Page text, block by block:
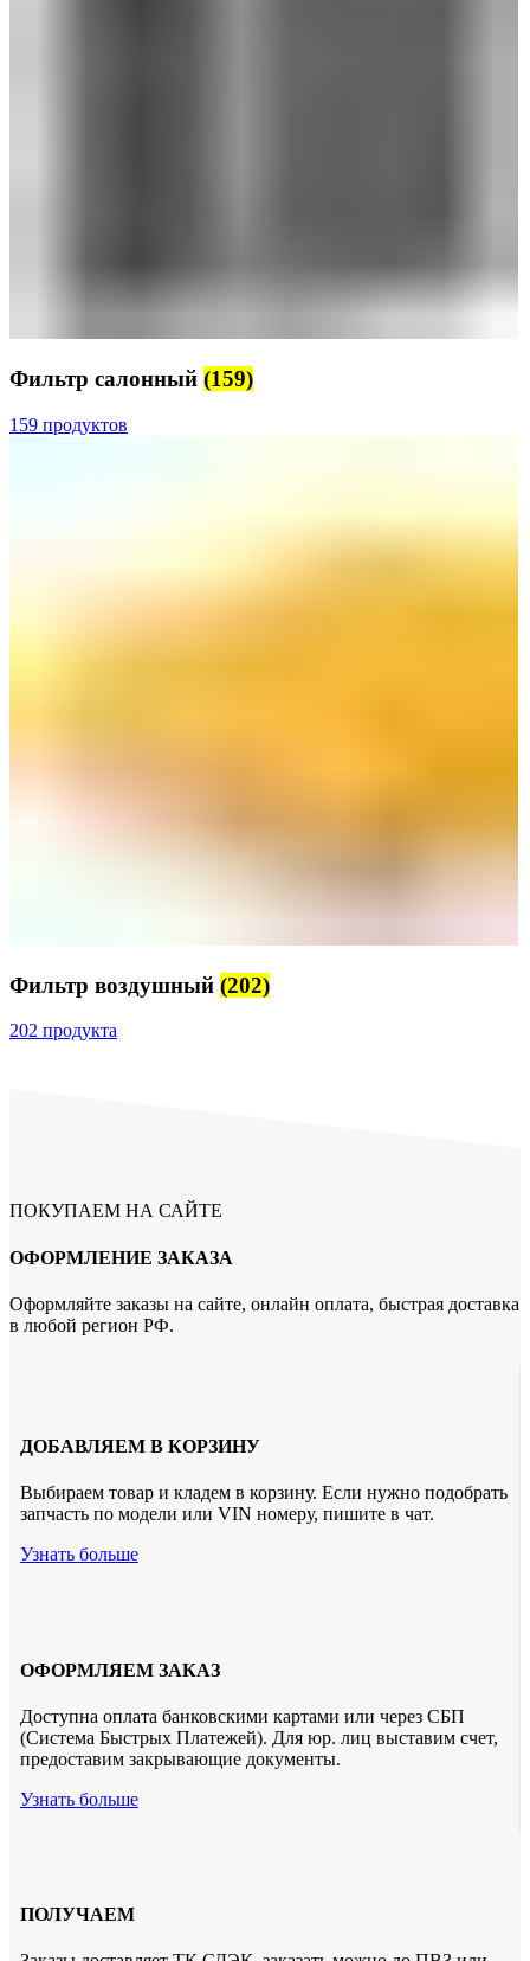
Фильтр салонный (159)
159 продуктов
Фильтр воздушный (202)
202 продукта
ПОКУПАЕМ НА САЙТЕ
ОФОРМЛЕНИЕ ЗАКАЗА
Оформляйте заказы на сайте, онлайн оплата, быстрая доставка
в любой регион РФ.
ДОБАВЛЯЕМ В КОРЗИНУ
Выбираем товар и кладем в корзину. Если нужно подобрать
запчасть по модели или VIN номеру, пишите в чат.
Узнать больше
ОФОРМЛЯЕМ ЗАКАЗ
Доступна оплата банковскими картами или через СБП
(Система Быстрых Платежей). Для юр. лиц выставим счет,
предоставим закрывающие документы.
Узнать больше
ПОЛУЧАЕМ